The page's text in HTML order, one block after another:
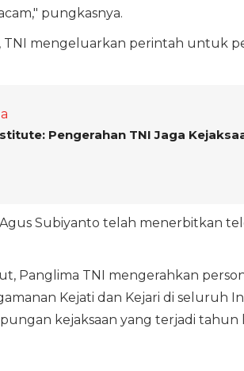
pungkasnya.
mengeluarkan perintah untuk
Pengerahan TNI Jaga
Subiyanto telah menerbitkan
Panglima TNI mengerahkan
Kejati dan Kejari di seluruh
kejaksaan yang terjadi tahun